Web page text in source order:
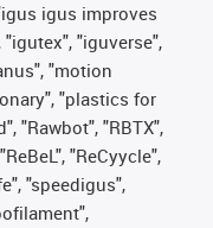
igus improves
"iguverse",
"motion
"plastics for
"Rawbot", "RBTX",
"ReCyycle",
"speedigus",